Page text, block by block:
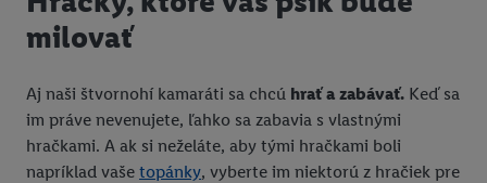
milovať
Aj naši štvornohí kamaráti sa chcú hrať a zabávať. Keď sa
im práve nevenujete, ľahko sa zabavia s vlastnými
hračkami. A ak si neželáte, aby tými hračkami boli
napríklad vaše topánky, vyberte im niektorú z hračiek pre